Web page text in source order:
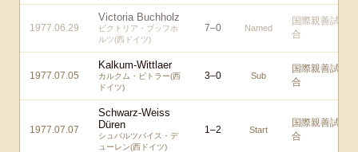
1977.06.29
Victoria Buchholz
ビクトリア・ブッフホ
ルツ(西ドイツ)
7–0 Named
国際親善試
合
1977.07.05
Kalkum-Wittlaer
カルクム・ビトラー(西
ドイツ)
3–0 Sub
国際親善試
合
1977.07.07
Schwarz-Weiss
Düren
シュバルツバイス・デ
ューレン(西ドイツ)
1–2 Start
国際親善試
合